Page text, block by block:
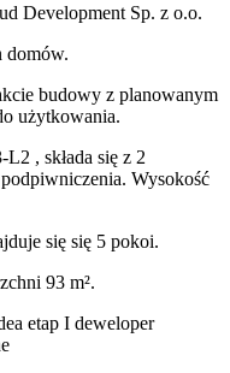
Development Sp. z o.o.
domów.
budowy z planowanym
użytkowania.
L2 , składa się z 2
. Wysokość
się się 5 pokoi.
93 m².
etap I deweloper